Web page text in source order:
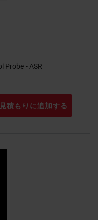
見積もりに追加する